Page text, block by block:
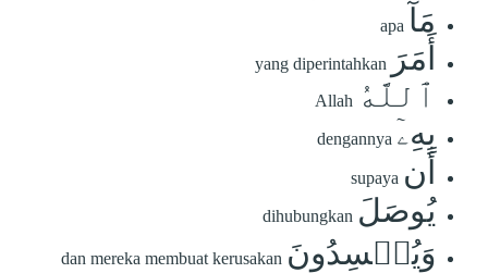
مَآ apa
أَمَرَ yang diperintahkan
ٱللَّهُ Allah
بِهِۦٓ dengannya
أَن supaya
يُوصَلَ dihubungkan
وَيُفۡسِدُونَ dan mereka membuat kerusakan